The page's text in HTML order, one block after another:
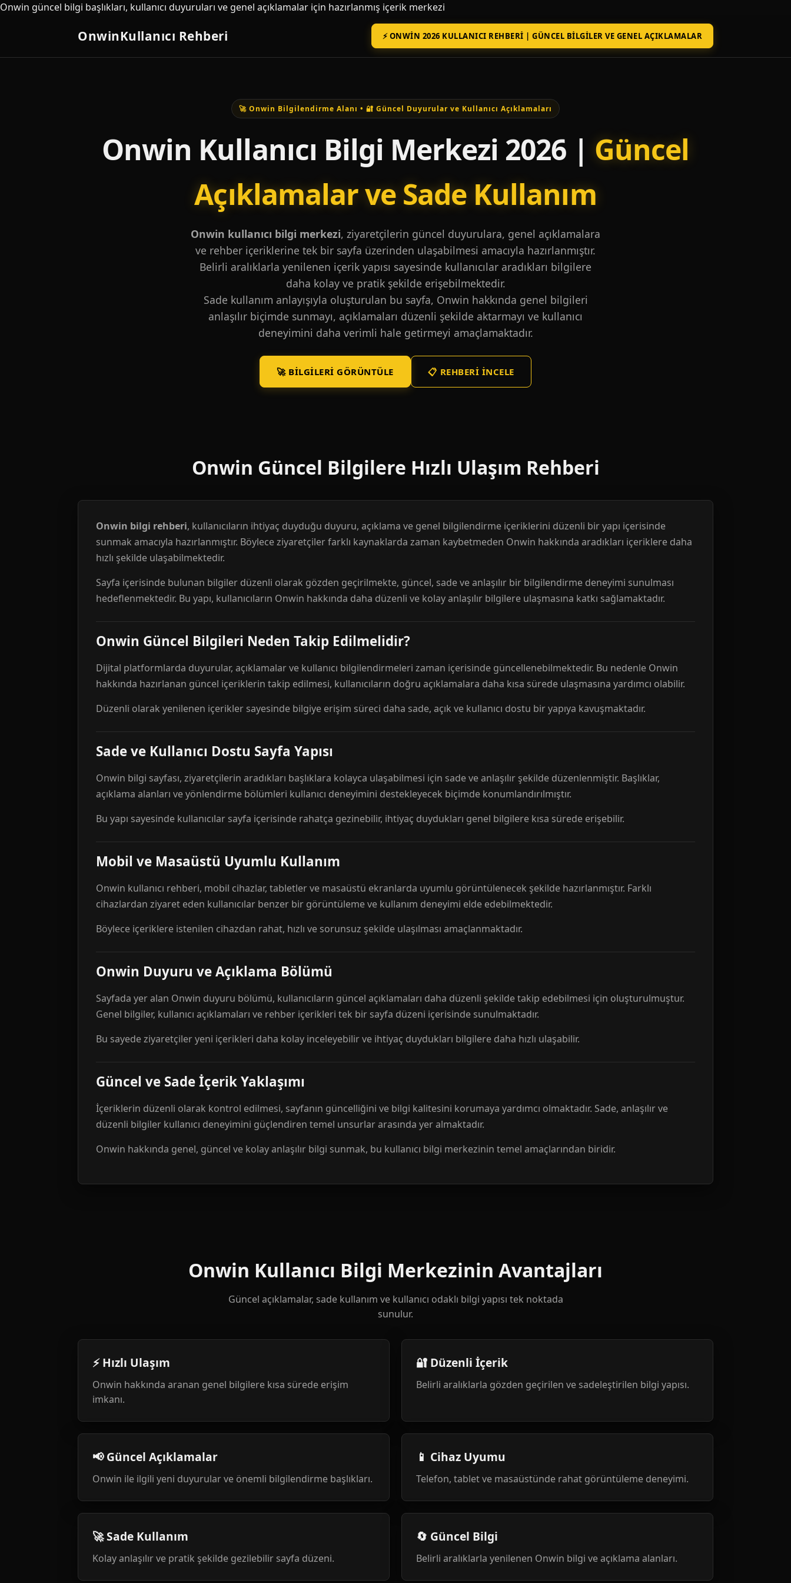
Onwin güncel bilgi başlıkları, kullanıcı duyuruları ve genel açıklamalar için hazırlanmış içerik merkezi
OnwinKullanıcı Rehberi ⚡ ONWIN 2026 KULLANICI REHBERI | GÜNCEL BILGILER VE GENEL AÇIKLAMALAR
🚀 Onwin Bilgilendirme Alanı • 🔐 Güncel Duyurular ve Kullanıcı Açıklamaları
Onwin Kullanıcı Bilgi Merkezi 2026 | Güncel
Açıklamalar ve Sade Kullanım
Onwin kullanıcı bilgi merkezi, ziyaretçilerin güncel duyurulara, genel açıklamalara
ve rehber içeriklerine tek bir sayfa üzerinden ulaşabilmesi amacıyla hazırlanmıştır.
Belirli aralıklarla yenilenen içerik yapısı sayesinde kullanıcılar aradıkları bilgilere
daha kolay ve pratik şekilde erişebilmektedir.
Sade kullanım anlayışıyla oluşturulan bu sayfa, Onwin hakkında genel bilgileri
anlaşılır biçimde sunmayı, açıklamaları düzenli şekilde aktarmayı ve kullanıcı
deneyimini daha verimli hale getirmeyi amaçlamaktadır.
🚀 BILGILERI GÖRÜNTÜLE 📋 REHBERI İNCELE
Onwin Güncel Bilgilere Hızlı Ulaşım Rehberi
Onwin bilgi rehberi, kullanıcıların ihtiyaç duyduğu duyuru, açıklama ve genel bilgilendirme içeriklerini düzenli bir yapı içerisinde
sunmak amacıyla hazırlanmıştır. Böylece ziyaretçiler farklı kaynaklarda zaman kaybetmeden Onwin hakkında aradıkları içeriklere daha
hızlı şekilde ulaşabilmektedir.
Sayfa içerisinde bulunan bilgiler düzenli olarak gözden geçirilmekte, güncel, sade ve anlaşılır bir bilgilendirme deneyimi sunulması
hedeflenmektedir. Bu yapı, kullanıcıların Onwin hakkında daha düzenli ve kolay anlaşılır bilgilere ulaşmasına katkı sağlamaktadır.
Onwin Güncel Bilgileri Neden Takip Edilmelidir?
Dijital platformlarda duyurular, açıklamalar ve kullanıcı bilgilendirmeleri zaman içerisinde güncellenebilmektedir. Bu nedenle Onwin
hakkında hazırlanan güncel içeriklerin takip edilmesi, kullanıcıların doğru açıklamalara daha kısa sürede ulaşmasına yardımcı olabilir.
Düzenli olarak yenilenen içerikler sayesinde bilgiye erişim süreci daha sade, açık ve kullanıcı dostu bir yapıya kavuşmaktadır.
Sade ve Kullanıcı Dostu Sayfa Yapısı
Onwin bilgi sayfası, ziyaretçilerin aradıkları başlıklara kolayca ulaşabilmesi için sade ve anlaşılır şekilde düzenlenmiştir. Başlıklar,
açıklama alanları ve yönlendirme bölümleri kullanıcı deneyimini destekleyecek biçimde konumlandırılmıştır.
Bu yapı sayesinde kullanıcılar sayfa içerisinde rahatça gezinebilir, ihtiyaç duydukları genel bilgilere kısa sürede erişebilir.
Mobil ve Masaüstü Uyumlu Kullanım
Onwin kullanıcı rehberi, mobil cihazlar, tabletler ve masaüstü ekranlarda uyumlu görüntülenecek şekilde hazırlanmıştır. Farklı
cihazlardan ziyaret eden kullanıcılar benzer bir görüntüleme ve kullanım deneyimi elde edebilmektedir.
Böylece içeriklere istenilen cihazdan rahat, hızlı ve sorunsuz şekilde ulaşılması amaçlanmaktadır.
Onwin Duyuru ve Açıklama Bölümü
Sayfada yer alan Onwin duyuru bölümü, kullanıcıların güncel açıklamaları daha düzenli şekilde takip edebilmesi için oluşturulmuştur.
Genel bilgiler, kullanıcı açıklamaları ve rehber içerikleri tek bir sayfa düzeni içerisinde sunulmaktadır.
Bu sayede ziyaretçiler yeni içerikleri daha kolay inceleyebilir ve ihtiyaç duydukları bilgilere daha hızlı ulaşabilir.
Güncel ve Sade İçerik Yaklaşımı
İçeriklerin düzenli olarak kontrol edilmesi, sayfanın güncelliğini ve bilgi kalitesini korumaya yardımcı olmaktadır. Sade, anlaşılır ve
düzenli bilgiler kullanıcı deneyimini güçlendiren temel unsurlar arasında yer almaktadır.
Onwin hakkında genel, güncel ve kolay anlaşılır bilgi sunmak, bu kullanıcı bilgi merkezinin temel amaçlarından biridir.
Onwin Kullanıcı Bilgi Merkezinin Avantajları
Güncel açıklamalar, sade kullanım ve kullanıcı odaklı bilgi yapısı tek noktada
sunulur.
⚡ Hızlı Ulaşım
Onwin hakkında aranan genel bilgilere kısa sürede erişim
imkanı.
🔐 Düzenli İçerik
Belirli aralıklarla gözden geçirilen ve sadeleştirilen bilgi yapısı.
📢 Güncel Açıklamalar
Onwin ile ilgili yeni duyurular ve önemli bilgilendirme başlıkları.
📱 Cihaz Uyumu
Telefon, tablet ve masaüstünde rahat görüntüleme deneyimi.
🚀 Sade Kullanım
Kolay anlaşılır ve pratik şekilde gezilebilir sayfa düzeni.
🔄 Güncel Bilgi
Belirli aralıklarla yenilenen Onwin bilgi ve açıklama alanları.